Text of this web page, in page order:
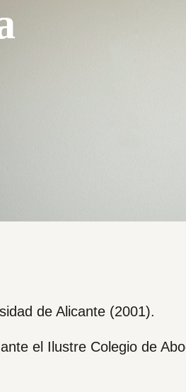
de Alicante (2001).
el Ilustre Colegio de